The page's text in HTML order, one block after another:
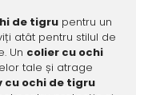
de tigrupentru un
atât pentru stilul de
Un colier cu ochi
tale și atrage
ochi de tigru